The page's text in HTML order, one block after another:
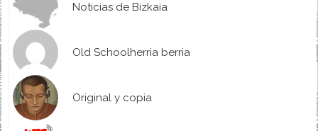
Noticias de Bizkaia
Old Schoolherria berria
Original y copia